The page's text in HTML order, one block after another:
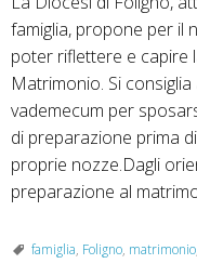
famiglia, propone per il
poter riflettere e capire
Matrimonio. Si
vademecum per
di preparazione prima
proprie nozze.Dagli
preparazione al
famiglia, Foligno, matrimonio